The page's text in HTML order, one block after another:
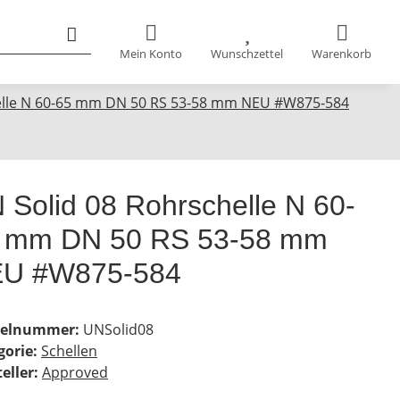
Mein Konto Wunschzettel Warenkorb
N 60-65 mm DN 50 RS 53-58 mm NEU #W875-584
Solid 08 Rohrschelle N 60-
DN 50 RS 53-58 mm
#W875-584
UNSolid08
Schellen
Approved